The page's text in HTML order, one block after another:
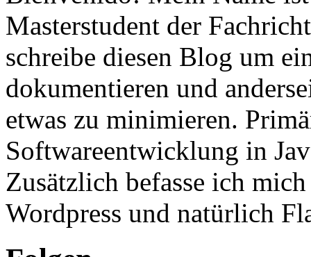
Masterstudent der
schreibe diesen Blog um
dokumentieren und
etwas zu minimieren.
Softwareentwicklung in
Zusätzlich befasse ich
Wordpress und natürlich